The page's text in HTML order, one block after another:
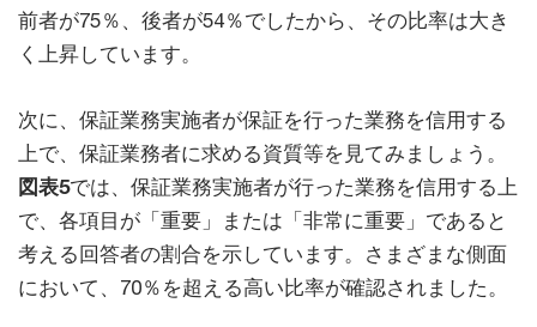
前者が75％、後者が54％でしたから、その比率は大き
く上昇しています。
次に、保証業務実施者が保証を行った業務を信用する
上で、保証業務者に求める資質等を見てみましょう。
図表5では、保証業務実施者が行った業務を信用する上
で、各項目が「重要」または「非常に重要」であると
考える回答者の割合を示しています。さまざまな側面
において、70％を超える高い比率が確認されました。